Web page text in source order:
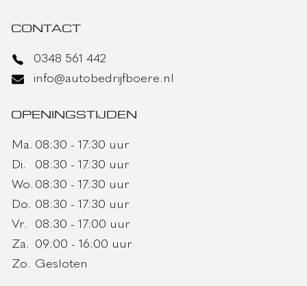
CONTACT
0348 561 442
info@autobedrijfboere.nl
OPENINGSTIJDEN
Ma. 08:30 - 17:30 uur
Di.
08:30 - 17:30 uur
Wo. 08:30 - 17:30 uur
Do. 08:30 - 17:30 uur
Vr.
08:30 - 17:00 uur
Za. 09:00 - 16:00 uur
Zo. Gesloten